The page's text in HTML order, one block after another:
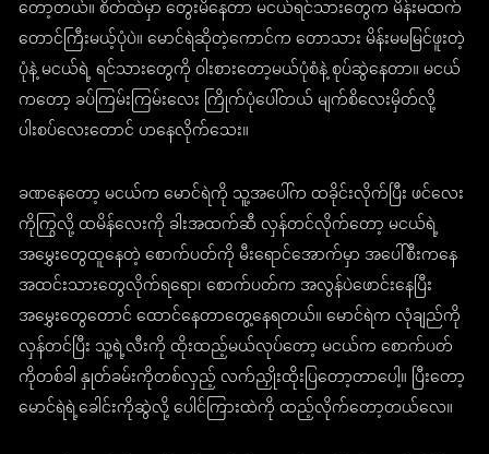
တော့တယ်။ စိတ်ထဲမှာ တွေးမိနေတာ မငယ်ရင်သားတွေက မိန်းမထက်
တောင်ကြီးမယ့်ပုံပဲ။ မောင်ရဲဆိုတဲ့ကောင်က တောသား မိန်းမမမြင်ဖူးတဲ့
ပုံနဲ့ မငယ်ရဲ့ ရင်သားတွေကို ဝါးစားတော့မယ်ပုံစံနဲ့ စုပ်ဆွဲနေတာ။ မငယ်
ကတော့ ခပ်ကြမ်းကြမ်းလေး ကြိုက်ပုံပေါ်တယ် မျက်စိလေးမှိတ်လို့
ပါးစပ်လေးတောင် ဟနေလိုက်သေး။
ခဏနေတော့ မငယ်က မောင်ရဲကို သူ့အပေါ်က ထခိုင်းလိုက်ပြီး ဖင်လေး
ကိုကြွလို့ ထမိန်လေးကို ခါးအထက်ဆီ လှန်တင်လိုက်တော့ မငယ်ရဲ့
အမွှေးတွေထူနေတဲ့ စောက်ပတ်ကို မီးရောင်အောက်မှာ အပေါ်စီးကနေ
အထင်းသားတွေလိုက်ရရော၊ စောက်ပတ်က အလွန်ပဲဖောင်းနေပြီး
အမွှေးတွေတောင် ထောင်နေတာတွေ့နေရတယ်။ မောင်ရဲက လုံချည်ကို
လှန်တင်ပြီး သူ့ရဲ့လီးကို ထိုးထည့်မယ်လုပ်တော့ မငယ်က စောက်ပတ်
ကိုတစ်ခါ နှုတ်ခမ်းကိုတစ်လှည့် လက်ညှိုးထိုးပြတော့တာပေါ့။ ပြီးတော့
မောင်ရဲရဲ့ခေါင်းကိုဆွဲလို့ ပေါင်ကြားထဲကို ထည့်လိုက်တော့တယ်လေ။